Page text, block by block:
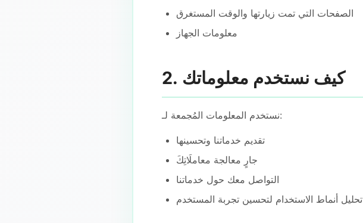
الصفحات التي تمت زيارتها والوقت المستغرق
معلومات الجهاز
2. كيف نستخدم معلوماتك
نستخدم المعلومات المُجمعة لـ:
تقديم خدماتنا وتحسينها
جارٍ معالجة معاملَاتِكَ
التواصل معك حول خدماتنا
تحليل أنماط الاستخدام لتحسين تجربة المستخدم